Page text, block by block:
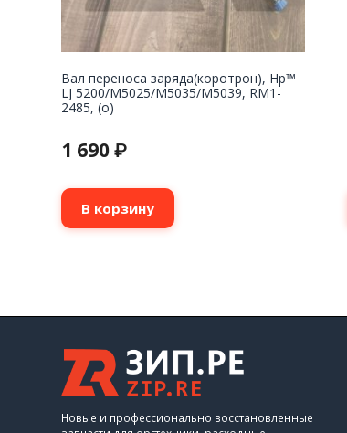
Вал переноса заряда(коротрон), Hp™
LJ 5200/M5025/M5035/M5039, RM1-
2485, (о)
1 690 ₽
В корзину
Новые и профессионально восстановленные